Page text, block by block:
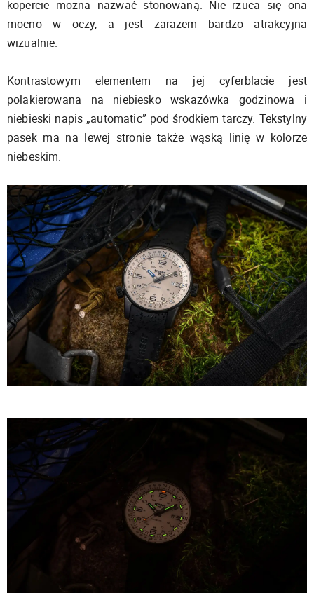
kopercie można nazwać stonowaną. Nie rzuca się ona
mocno w oczy, a jest zarazem bardzo atrakcyjna
wizualnie.
Kontrastowym elementem na jej cyferblacie jest
polakierowana na niebiesko wskazówka godzinowa i
niebieski napis „automatic” pod środkiem tarczy. Tekstylny
pasek ma na lewej stronie także wąską linię w kolorze
niebeskim.